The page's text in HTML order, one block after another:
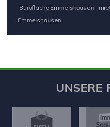
Bürofläche Emmelshausen
Emmelshausen
UNSERE